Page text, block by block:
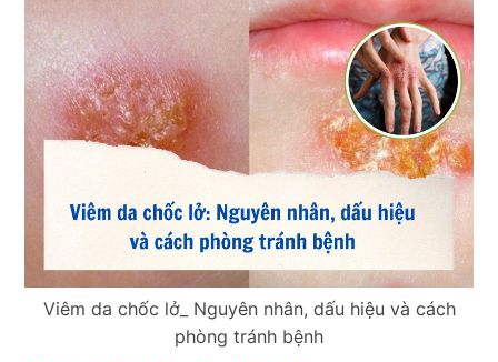
Viêm da chốc lở_ Nguyên nhân, dấu hiệu và cách
phòng tránh bệnh